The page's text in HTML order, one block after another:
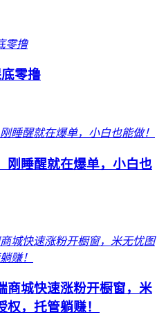
零撸
刚睡醒就在爆单，小白也
商城快速涨粉开橱窗，米
，托管躺赚！